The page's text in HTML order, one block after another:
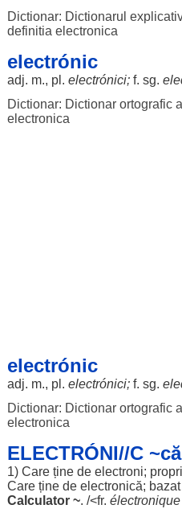
Dictionar: Dictionarul
definitia electronica
electrónic
adj. m., pl. electrónici;f. sg.
Dictionar: Dictionar ortografic
electronica
electrónic
adj. m., pl. electrónici;f. sg.
Dictionar: Dictionar ortografic
electronica
ELECTRÓNI//C
1) Care ține de electroni;
Care ține de electronică; bazat
Calculator~. /<fr. électronique